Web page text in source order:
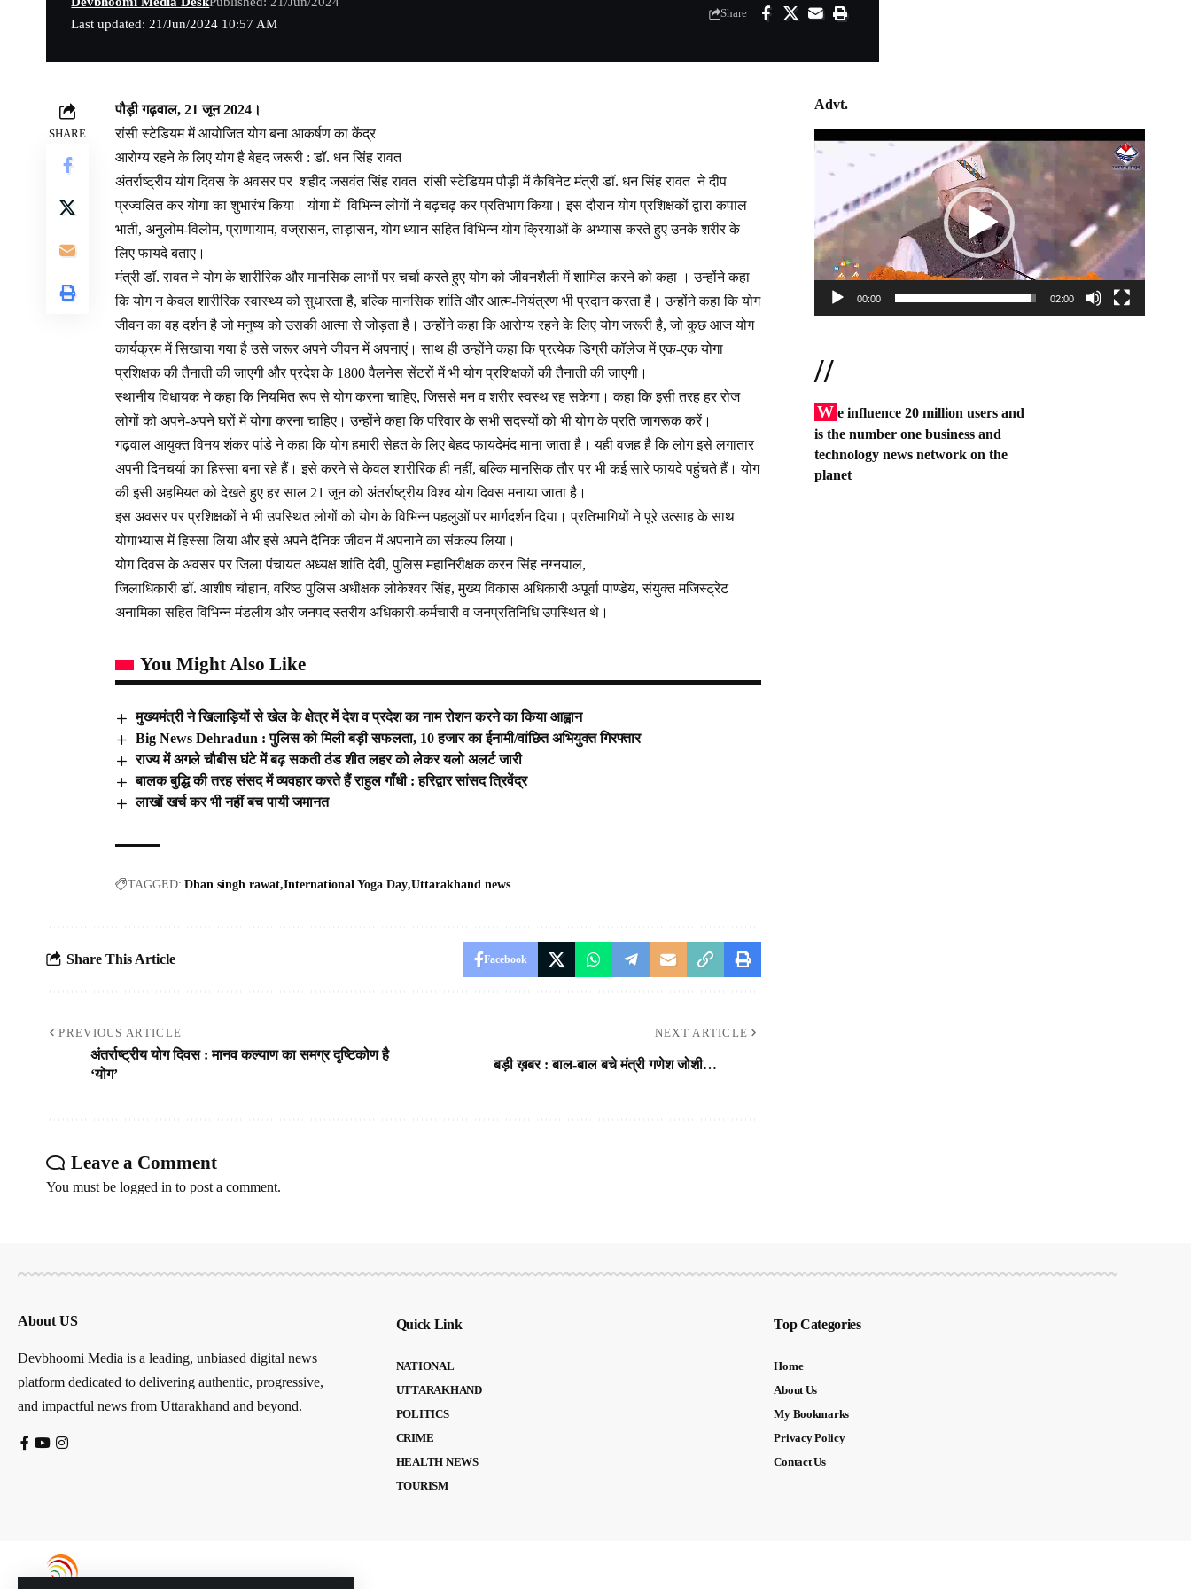
Last updated: 21/Jun/2024 10:57 AM
Share
SHARE
पौड़ी गढ़वाल, 21 जून 2024।
रांसी स्टेडियम में आयोजित योग बना आकर्षण का केंद्र
आरोग्य रहने के लिए योग है बेहद जरूरी : डॉ. धन सिंह रावत
अंतर्राष्ट्रीय योग दिवस के अवसर पर शहीद जसवंत सिंह रावत रांसी स्टेडियम पौड़ी में कैबिनेट मंत्री डॉ. धन सिंह रावत ने दीप
प्रज्वलित कर योगा का शुभारंभ किया। योगा में विभिन्न लोगों ने बढ़चढ़ कर प्रतिभाग किया। इस दौरान योग प्रशिक्षकों द्वारा कपाल
भाती, अनुलोम-विलोम, प्राणायाम, वज्रासन, ताड़ासन, योग ध्यान सहित विभिन्न योग क्रियाओं के अभ्यास करते हुए उनके शरीर के
लिए फायदे बताए।
मंत्री डॉ. रावत ने योग के शारीरिक और मानसिक लाभों पर चर्चा करते हुए योग को जीवनशैली में शामिल करने को कहा । उन्होंने कहा
कि योग न केवल शारीरिक स्वास्थ्य को सुधारता है, बल्कि मानसिक शांति और आत्म-नियंत्रण भी प्रदान करता है। उन्होंने कहा कि योग
जीवन का वह दर्शन है जो मनुष्य को उसकी आत्मा से जोड़ता है। उन्होंने कहा कि आरोग्य रहने के लिए योग जरूरी है, जो कुछ आज योग
कार्यक्रम में सिखाया गया है उसे जरूर अपने जीवन में अपनाएं। साथ ही उन्होंने कहा कि प्रत्येक डिग्री कॉलेज में एक-एक योगा
प्रशिक्षक की तैनाती की जाएगी और प्रदेश के 1800 वैलनेस सेंटरों में भी योग प्रशिक्षकों की तैनाती की जाएगी।
स्थानीय विधायक ने कहा कि नियमित रूप से योग करना चाहिए, जिससे मन व शरीर स्वस्थ रह सकेगा। कहा कि इसी तरह हर रोज
लोगों को अपने-अपने घरों में योगा करना चाहिए। उन्होंने कहा कि परिवार के सभी सदस्यों को भी योग के प्रति जागरूक करें।
गढ़वाल आयुक्त विनय शंकर पांडे ने कहा कि योग हमारी सेहत के लिए बेहद फायदेमंद माना जाता है। यही वजह है कि लोग इसे लगातार
अपनी दिनचर्या का हिस्सा बना रहे हैं। इसे करने से केवल शारीरिक ही नहीं, बल्कि मानसिक तौर पर भी कई सारे फायदे पहुंचते हैं। योग
की इसी अहमियत को देखते हुए हर साल 21 जून को अंतर्राष्ट्रीय विश्व योग दिवस मनाया जाता है।
इस अवसर पर प्रशिक्षकों ने भी उपस्थित लोगों को योग के विभिन्न पहलुओं पर मार्गदर्शन दिया। प्रतिभागियों ने पूरे उत्साह के साथ
योगाभ्यास में हिस्सा लिया और इसे अपने दैनिक जीवन में अपनाने का संकल्प लिया।
योग दिवस के अवसर पर जिला पंचायत अध्यक्ष शांति देवी, पुलिस महानिरीक्षक करन सिंह नग्नयाल,
जिलाधिकारी डॉ. आशीष चौहान, वरिष्ठ पुलिस अधीक्षक लोकेश्वर सिंह, मुख्य विकास अधिकारी अपूर्वा पाण्डेय, संयुक्त मजिस्ट्रेट
अनामिका सहित विभिन्न मंडलीय और जनपद स्तरीय अधिकारी-कर्मचारी व जनप्रतिनिधि उपस्थित थे।
You Might Also Like
मुख्यमंत्री ने खिलाड़ियों से खेल के क्षेत्र में देश व प्रदेश का नाम रोशन करने का किया आह्वान
Big News Dehradun : पुलिस को मिली बड़ी सफलता, 10 हजार का ईनामी/वांछित अभियुक्त गिरफ्तार
राज्य में अगले चौबीस घंटे में बढ़ सकती ठंड शीत लहर को लेकर यलो अलर्ट जारी
बालक बुद्धि की तरह संसद में व्यवहार करते हैं राहुल गाँधी : हरिद्वार सांसद त्रिवेंद्र
लाखों खर्च कर भी नहीं बच पायी जमानत
TAGGED: Dhan singh rawat International Yoga Day Uttarakhand news
Share This Article Facebook
PREVIOUS ARTICLE
अंतर्राष्ट्रीय योग दिवस : मानव कल्याण का समग्र दृष्टिकोण है
‘योग’
NEXT ARTICLE
बड़ी ख़बर : बाल-बाल बचे मंत्री गणेश जोशी…
Leave a Comment
You must be logged in to post a comment.
Advt.
Video
00:00 02:00
//
W e influence 20 million users and
is the number one business and
technology news network on the
planet
About US
Devbhoomi Media is a leading, unbiased digital news
platform dedicated to delivering authentic, progressive,
and impactful news from Uttarakhand and beyond.
Quick Link
NATIONAL
UTTARAKHAND
POLITICS
CRIME
HEALTH NEWS
TOURISM
Top Categories
Home
About Us
My Bookmarks
Privacy Policy
Contact Us